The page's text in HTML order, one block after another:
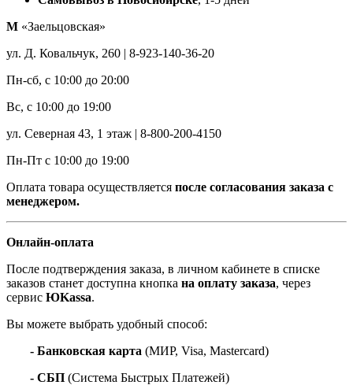
М «Заельцовская»
ул. Д. Ковальчук, 260 | 8-923-140-36-20
Пн-сб, с 10:00 до 20:00
Вс, с 10:00 до 19:00
ул. Северная 43, 1 этаж | 8-800-200-4150
Пн-Пт с 10:00 до 19:00
Оплата товара осуществляется после согласования заказа с
менеджером.
Онлайн-оплата
После подтверждения заказа, в личном кабинете в списке
заказов станет доступна кнопка на оплату заказа, через
сервис ЮKassa.
Вы можете выбрать удобный способ:
- Банковская карта (МИР, Visa, Mastercard)
- СБП (Система Быстрых Платежей)